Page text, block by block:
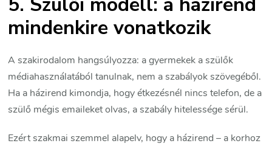
mindenkire vonatkozik
A szakirodalom hangsúlyozza: a gyermekek a szülők
médiahasználatából tanulnak, nem a szabályok szövegéből.
Ha a házirend kimondja, hogy étkezésnél nincs telefon, de a
szülő mégis emaileket olvas, a szabály hitelessége sérül.
Ezért szakmai szemmel alapelv, hogy a házirend – a korhoz